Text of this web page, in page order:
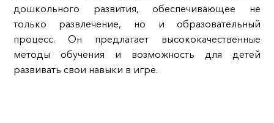
дошкольного развития, обеспечивающее не
только развлечение, но и образовательный
процесс. Он предлагает высококачественные
методы обучения и возможность для детей
развивать свои навыки в игре.